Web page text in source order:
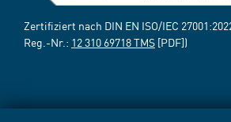
Zertifiziert nach DIN EN ISO/IEC
Reg.-Nr.: 12 310 69718 TMS [PDF])